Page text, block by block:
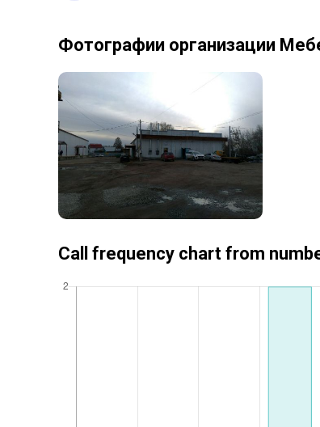
Фотографии организации
Call frequency chart from